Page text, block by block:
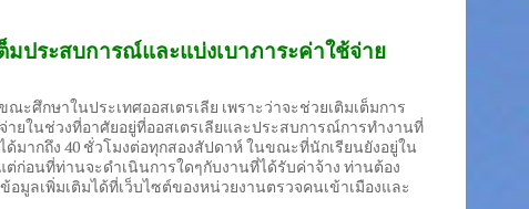
มประสบการณ์และแบ่งเบาภาระค่าใช้จ่าย
ศึกษาในประเทศออสเตรเลีย เพราะว่าจะช่วยเติมเต็มการ
ยในช่วงที่อาศัยอยู่ที่ออสเตรเลียและประสบการณ์การทำงานที่
ากถึง 40 ชั่วโมงต่อทุกสองสัปดาห์ ในขณะที่นักเรียนยังอยู่ใน
ก่อนที่ท่านจะดำเนินการใดๆกับงานที่ได้รับค่าจ้าง ท่านต้อง
ลเพิ่มเติมได้ที่เว็บไซต์ของหน่วยงานตรวจคนเข้าเมืองและ